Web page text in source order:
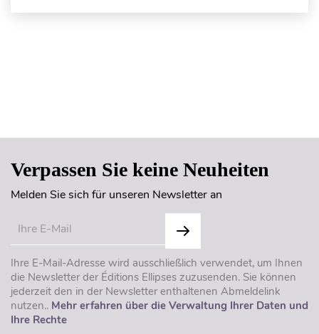
Verpassen Sie keine Neuheiten
Melden Sie sich für unseren Newsletter an
Ihre E-Mail-Adresse wird ausschließlich verwendet, um Ihnen
die Newsletter der Éditions Ellipses zuzusenden. Sie können
jederzeit den in der Newsletter enthaltenen Abmeldelink
nutzen.. Mehr erfahren über die Verwaltung Ihrer Daten und
Ihre Rechte